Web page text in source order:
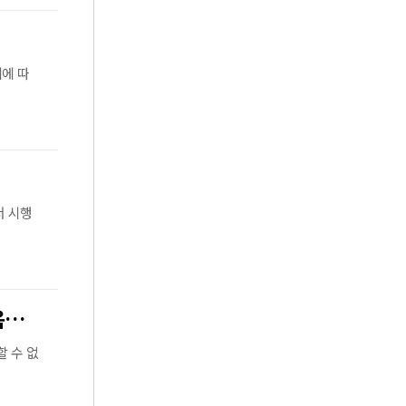
따
시행
[단독] 사이버 침략 시 韓·美 공동 개입, 尹 의지였다… 김용현 장관 옥중 서신서 밝혀
수 없